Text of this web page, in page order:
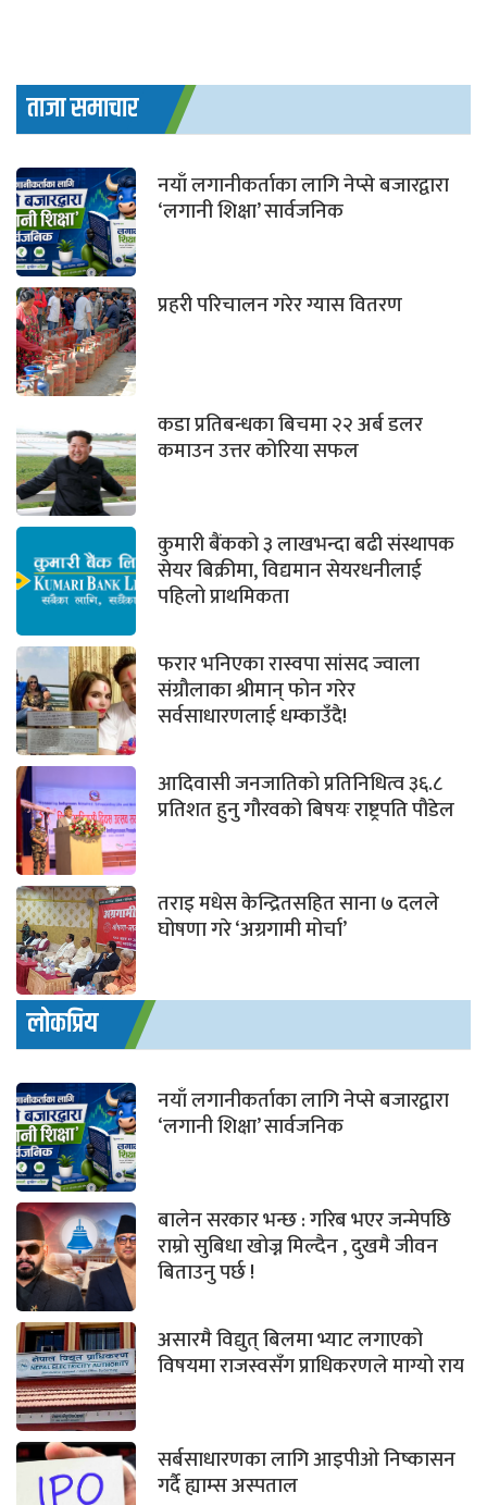
ताजा समाचार
नयाँ लगानीकर्ताका लागि नेप्से बजारद्वारा
‘लगानी शिक्षा’ सार्वजनिक
प्रहरी परिचालन गरेर ग्यास वितरण
कडा प्रतिबन्धका बिचमा २२ अर्ब डलर
कमाउन उत्तर कोरिया सफल
कुमारी बैंकको ३ लाखभन्दा बढी संस्थापक
सेयर बिक्रीमा, विद्यमान सेयरधनीलाई
पहिलो प्राथमिकता
फरार भनिएका रास्वपा सांसद ज्वाला
संग्रौलाका श्रीमान् फोन गरेर
सर्वसाधारणलाई धम्काउँदै!
आदिवासी जनजातिको प्रतिनिधित्व ३६.८
प्रतिशत हुनु गौरवको बिषयः राष्ट्रपति पौडेल
तराइ मधेस केन्द्रितसहित साना ७ दलले
घोषणा गरे ‘अग्रगामी मोर्चा’
लोकप्रिय
नयाँ लगानीकर्ताका लागि नेप्से बजारद्वारा
‘लगानी शिक्षा’ सार्वजनिक
बालेन सरकार भन्छ : गरिब भएर जन्मेपछि
राम्रो सुबिधा खोज्न मिल्दैन , दुखमै जीवन
बिताउनु पर्छ !
असारमै विद्युत् बिलमा भ्याट लगाएको
विषयमा राजस्वसँग प्राधिकरणले माग्यो राय
सर्बसाधारणका लागि आइपीओ निष्कासन
गर्दै ह्याम्स अस्पताल